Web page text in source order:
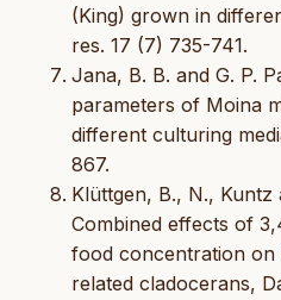
(King) grown in
res. 17 (7) 735-741.
Jana, B. B. and G. P.
parameters of Moina
different culturing
867.
Klüttgen, B., N., Kuntz
Combined effects of
food concentration
related cladocerans,